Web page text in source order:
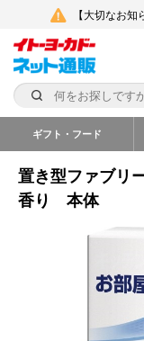
【大切なお
ギフト・フード
置き型ファブリ
香り 本体